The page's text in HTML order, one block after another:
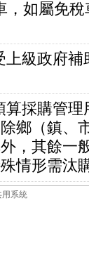
如屬免稅
上級政府
算採購管
（鎮、
其餘一
形需汰
用系統